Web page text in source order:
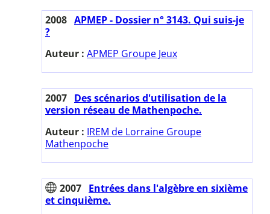
2008 APMEP - Dossier n° 3143. Qui suis-je
?
Auteur : APMEP Groupe Jeux
2007 Des scénarios d'utilisation de la
version réseau de Mathenpoche.
Auteur : IREM de Lorraine Groupe
Mathenpoche
2007 Entrées dans l'algèbre en sixième
et cinquième.